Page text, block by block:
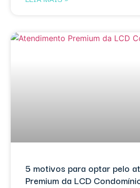
5 motivos para optar pelo
Premium da LCD